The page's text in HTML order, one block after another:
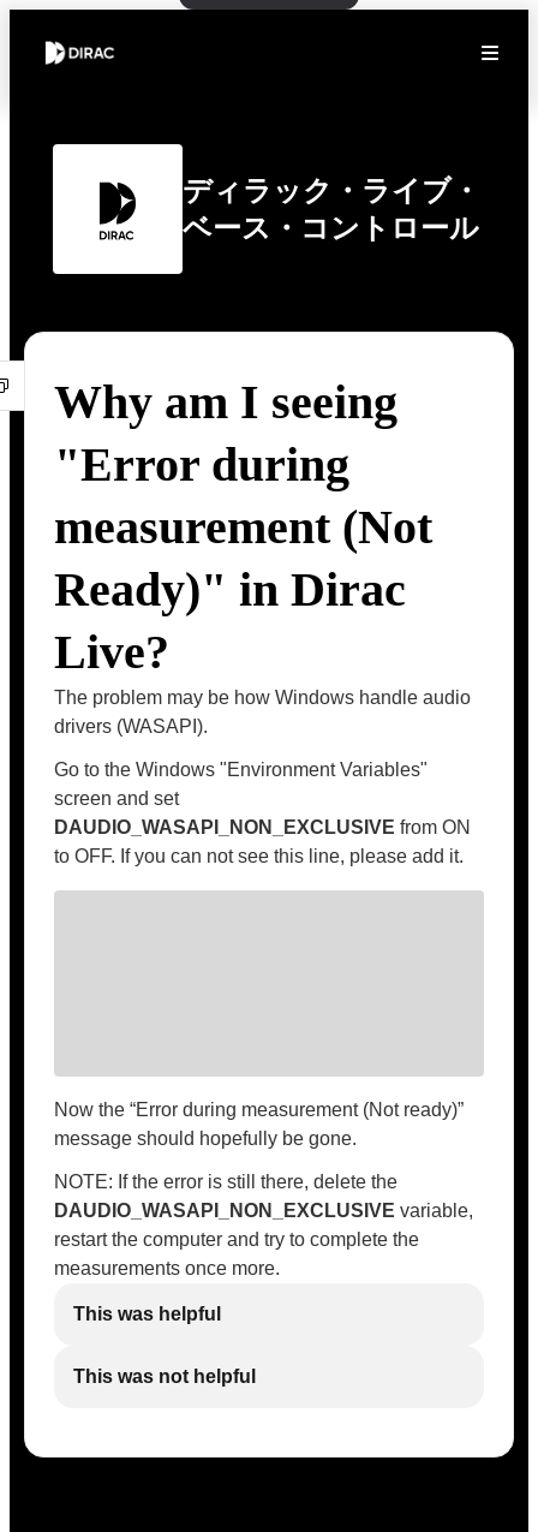
ディラック・ライブ・
ベース・コントロール
Why am I seeing
"Error during
measurement (Not
Ready)" in Dirac
Live?
The problem may be how Windows handle audio
drivers (WASAPI).
Go to the Windows "Environment Variables"
screen and set
DAUDIO_WASAPI_NON_EXCLUSIVE from ON
to OFF. If you can not see this line, please add it.
Now the “Error during measurement (Not ready)”
message should hopefully be gone.
NOTE: If the error is still there, delete the
DAUDIO_WASAPI_NON_EXCLUSIVE variable,
restart the computer and try to complete the
measurements once more.
This was helpful
This was not helpful